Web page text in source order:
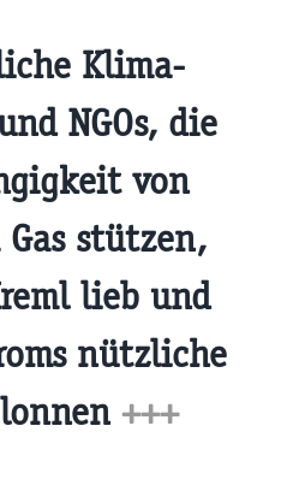
Klima-
NGOs, die
von
Gas stützen,
lieb und
nützliche
+++